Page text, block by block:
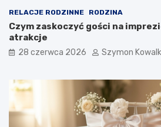
RELACJE RODZINNE RODZINA
Czym zaskoczyć gości na
atrakcje
28 czerwca 2026 Szymon